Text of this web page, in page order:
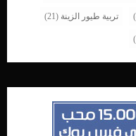
تربية طيور الزينة (21)